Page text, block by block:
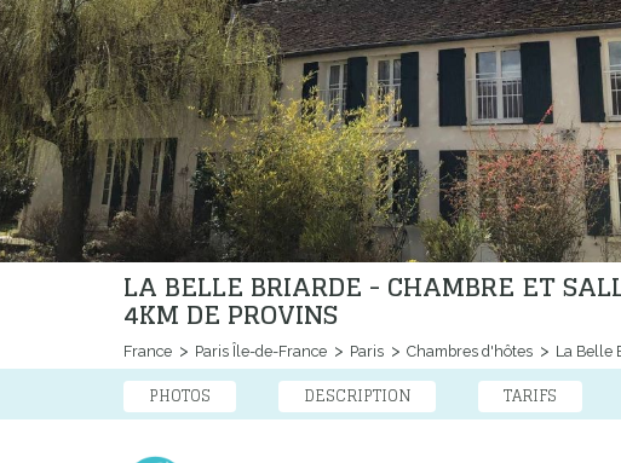
LA BELLE BRIARDE - CHAMBRE ET
4KM DE PROVINS
France Paris Île-de-France Paris Chambres d'hôtes La Belle
PHOTOS DESCRIPTION TARIFS